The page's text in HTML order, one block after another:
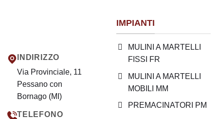
INDIRIZZO
Via Provinciale, 11
Pessano con
Bornago (MI)
TELEFONO
IMPIANTI
MULINI A MARTELLI
FISSI FR
MULINI A MARTELLI
MOBILI MM
PREMACINATORI PM